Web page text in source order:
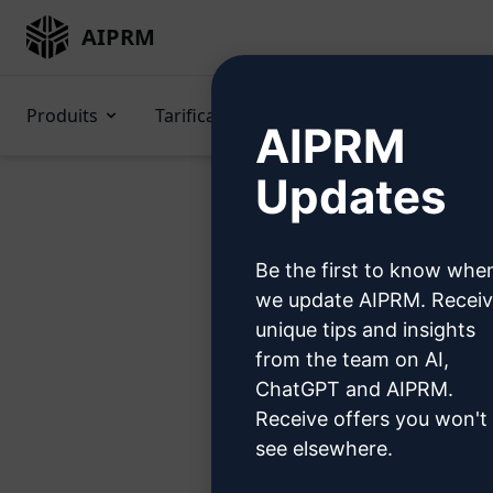
AIPRM
Produits Tarification
Étape 1
AIPRM
Updates
Be the first to know
we update AIPRM.
unique tips and insights
from the team on AI,
ChatGPT and AIPRM.
Receive offers you won't
see elsewhere.